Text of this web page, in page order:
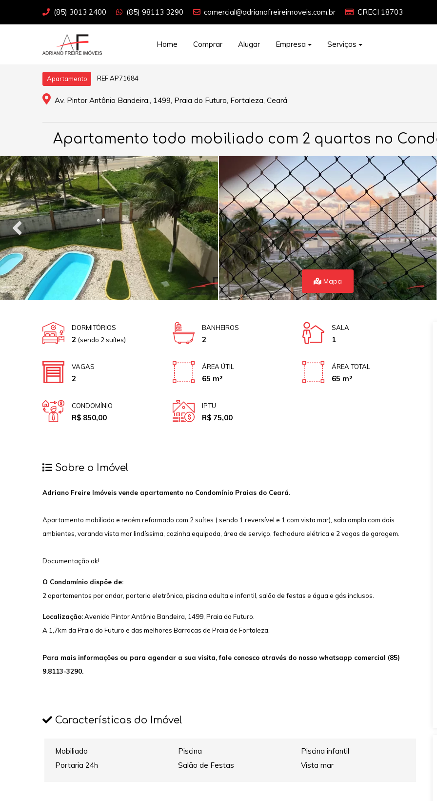
(85) 3013 2400 (85) 98113 3290 comercial@adrianofreireimoveis.com.br CRECI 18703
Home Comprar Alugar Empresa Serviços
Apartamento REF AP71684
Av. Pintor Antônio Bandeira., 1499, Praia do Futuro, Fortaleza, Ceará
Apartamento todo mobiliado com 2 quartos no
Mapa
DORMITÓRIOS
2 (sendo 2 suítes)
BANHEIROS
2
SALA
1
VAGAS
2
ÁREA ÚTIL
65 m²
ÁREA TOTAL
65 m²
CONDOMÍNIO
R$ 850,00
IPTU
R$ 75,00
Sobre o Imóvel
Adriano Freire Imóveis vende apartamento no Condomínio Praias do Ceará.
Apartamento mobiliado e recém reformado com 2 suítes ( sendo 1 reversível e 1 com vista mar), sala ampla com dois
ambientes, varanda vista mar lindíssima, cozinha equipada, área de serviço, fechadura elétrica e 2 vagas de garagem.
Documentação ok!
O Condomínio dispõe de:
2 apartamentos por andar, portaria eletrônica, piscina adulta e infantil, salão de festas e água e gás inclusos.
Localização:Avenida Pintor Antônio Bandeira, 1499, Praia do Futuro.
A 1,7km da Praia do Futuro e das melhores Barracas de Praia de Fortaleza.
Para mais informações ou para agendar a sua visita, fale conosco através do nosso whatsapp comercial (85)
9.8113-3290.
Características do Imóvel
Mobiliado Piscina
Piscina infantil
Portaria 24h
Salão de Festas Vista mar